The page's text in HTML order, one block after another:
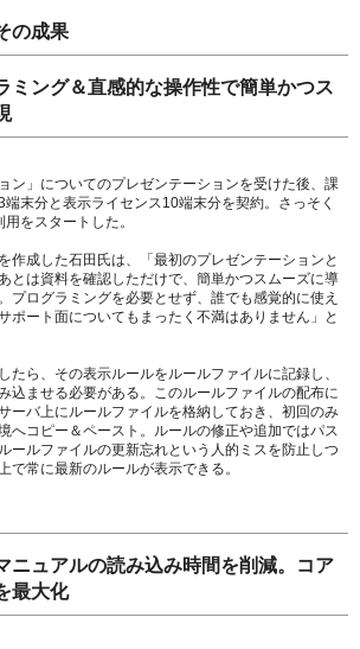
の成果
ング＆直感的な操作性で簡単かつス
ン」についてのプレゼンテーションを受けた後、課
末分と表示ライセンス10端末分を契約。さっそく
をスタートした。
作成した石田氏は、「最初のプレゼンテーションと
とは資料を確認しただけで、簡単かつスムーズに導
プログラミングを必要とせず、誰でも感覚的に使え
ポート面についてもまったく不満はありません」と
ら、その表示ルールをルールファイルに記録し、
込ませる必要がある。このルールファイルの配布に
ーバ上にルールファイルを格納しておき、初回のみ
へコピー＆ペースト。ルールの修正や追加ではパス
ールファイルの更新忘れという人的ミスを防止しつ
で常に最新のルールが表示できる。
ュアルの読み込み時間を削減。コア
最大化